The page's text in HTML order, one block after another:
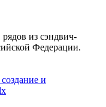
из сэндвич-
Федерации.
и